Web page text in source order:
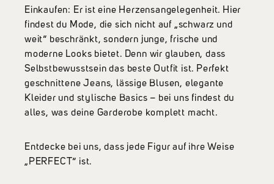
Einkaufen: Er ist eine Herzensangelegenheit. Hier
findest du Mode, die sich nicht auf „schwarz und
weit“ beschränkt, sondern junge, frische und
moderne Looks bietet. Denn wir glauben, dass
Selbstbewusstsein das beste Outfit ist. Perfekt
geschnittene Jeans, lässige Blusen, elegante
Kleider und stylische Basics – bei uns findest du
alles, was deine Garderobe komplett macht.
Entdecke bei uns, dass jede Figur auf ihre Weise
„PERFECT“ ist.